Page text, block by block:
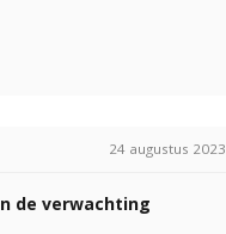
24 augustus 2023
de verwachting